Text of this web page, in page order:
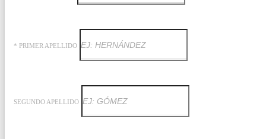
* PRIMER APELLIDO
SEGUNDO APELLIDO